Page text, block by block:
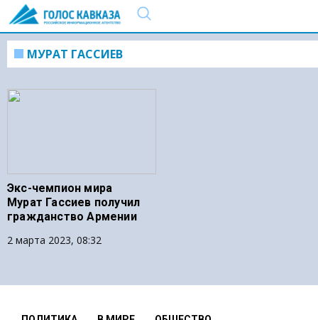
МУРАТ ГАССИЕВ
Экс-чемпион мира
Мурат Гассиев получил
гражданство Армении
2 марта 2023, 08:32